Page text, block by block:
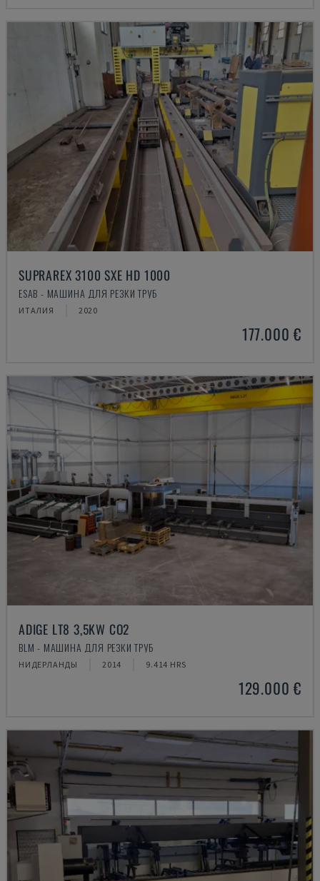
SUPRAREX 3100 SXE HD 1000
ESAB - МАШИНА ДЛЯ РЕЗКИ ТРУБ
ИТАЛИЯ 2020
177.000 €
ADIGE LT8 3,5KW CO2
BLM - МАШИНА ДЛЯ РЕЗКИ ТРУБ
НИДЕРЛАНДЫ 2014 9.414 HRS
129.000 €